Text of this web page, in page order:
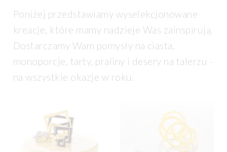
Poniżej przedstawiamy wyselekcjonowane
kreacje, które mamy nadzieje Was zainspirują.
Dostarczamy Wam pomysły na ciasta,
monoporcje, tarty, praliny i desery na talerzu -
na wszystkie okazje w roku.